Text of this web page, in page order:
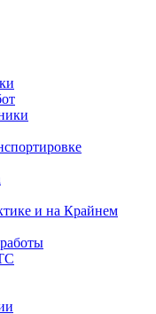
и на Крайнем